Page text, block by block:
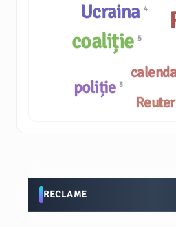
coaliție 5
Ucraina 4
poliție 3
RECLAME